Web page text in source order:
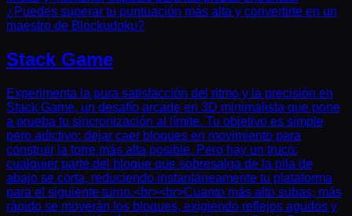
¿Puedes superar tu puntuación más alta y convertirte en un
maestro de Blockudoku?
Stack Game
Experimenta la pura satisfacción del ritmo y la precisión en
Stack Game, un desafío arcade en 3D minimalista que pone
a prueba tu sincronización al límite. Tu objetivo es simple
pero adictivo: dejar caer bloques en movimiento para
construir la torre más alta posible. Pero hay un truco:
cualquier parte del bloque que sobresalga de la pila de
abajo se corta, reduciendo instantáneamente tu plataforma
para el siguiente turno.<br><br>Cuanto más alto subas, más
rápido se moverán los bloques, exigiendo reflejos agudos y